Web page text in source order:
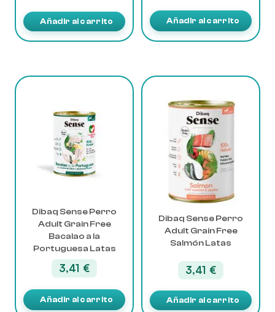
Añadir al carrito Añadir al carrito
Dibaq Sense Perro
Adult Grain Free
Bacalao a la
Portuguesa Latas
3,41 €
Añadir al carrito
Dibaq Sense Perro
Adult Grain Free
Salmón Latas
3,41 €
Añadir al carrito